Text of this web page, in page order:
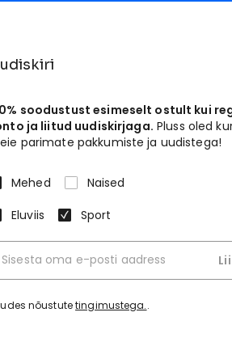
soodustust esimeselt ostult kui
ja liitud uudiskirjaga. Pluss oled
parimate pakkumiste ja uudistega!
Mehed
Naised
Eluviis
Sport
nõustutetingimustega..